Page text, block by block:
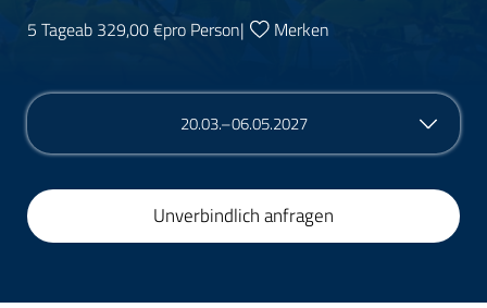
5 Tageab 329,00 €pro Person| Merken
20.03.–06.05.2027
Unverbindlich anfragen